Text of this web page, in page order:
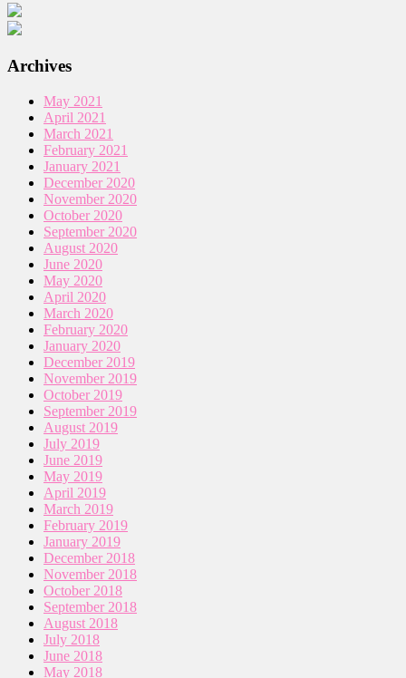
Archives
May 2021
April 2021
March 2021
February 2021
January 2021
December 2020
November 2020
October 2020
September 2020
August 2020
June 2020
May 2020
April 2020
March 2020
February 2020
January 2020
December 2019
November 2019
October 2019
September 2019
August 2019
July 2019
June 2019
May 2019
April 2019
March 2019
February 2019
January 2019
December 2018
November 2018
October 2018
September 2018
August 2018
July 2018
June 2018
May 2018